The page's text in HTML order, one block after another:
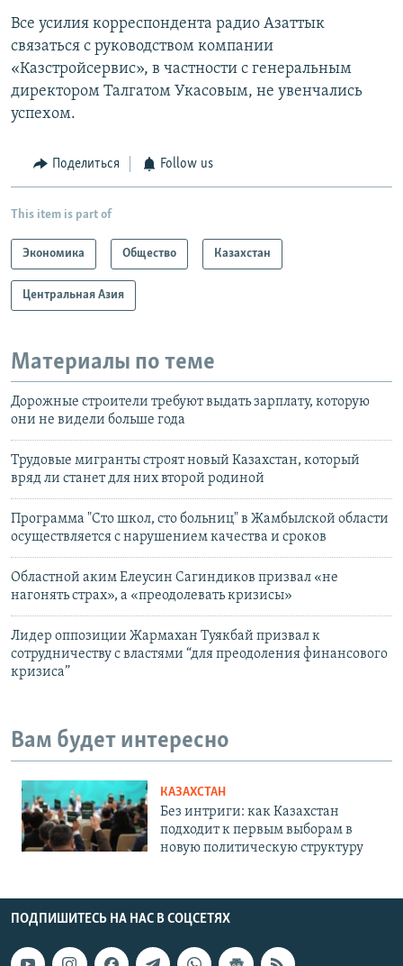
Все усилия корреспондента радио Азаттык
связаться с руководством компании
«Казстройсервис», в частности с генеральным
директором Талгатом Укасовым, не увенчались
успехом.
Поделиться Follow us
This item is part of
Экономика Общество Казахстан
Центральная Азия
Материалы по теме
Дорожные строители требуют выдать зарплату, которую
они не видели больше года
Трудовые мигранты строят новый Казахстан, который
вряд ли станет для них второй родиной
Программа "Сто школ, сто больниц" в Жамбылской области
осуществляется с нарушением качества и сроков
Областной аким Елеусин Сагиндиков призвал «не
нагонять страх», а «преодолевать кризисы»
Лидер оппозиции Жармахан Туякбай призвал к
сотрудничеству с властями “для преодоления финансового
кризиса”
Вам будет интересно
КАЗАХСТАН
Без интриги: как Казахстан
подходит к первым выборам в
новую политическую структуру
ПОДПИШИТЕСЬ НА НАС В СОЦСЕТЯХ